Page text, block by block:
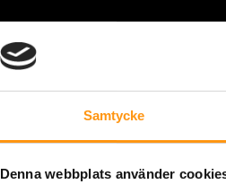
Samtycke
Denna webbplats använder